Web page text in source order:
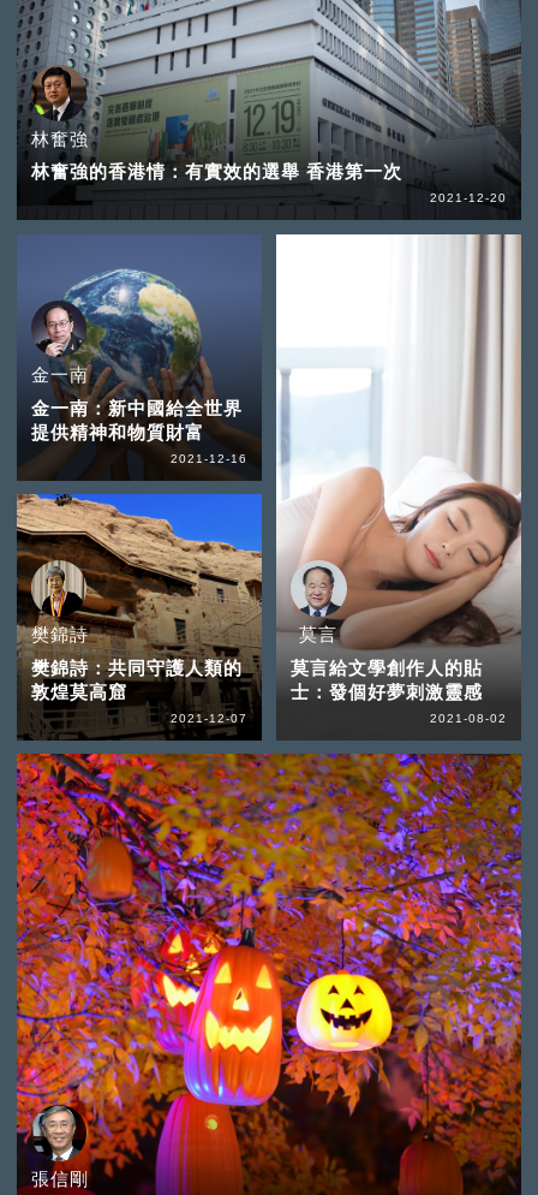
林奮強
林奮強的香港情：有實效的選舉 香港第一次
2021-12-20
金一南
金一南：新中國給全世界
提供精神和物質財富
2021-12-16
樊錦詩
樊錦詩：共同守護人類的
敦煌莫高窟
2021-12-07
張信剛
莫言
莫言給文學創作人的貼
士：發個好夢刺激靈感
2021-08-02